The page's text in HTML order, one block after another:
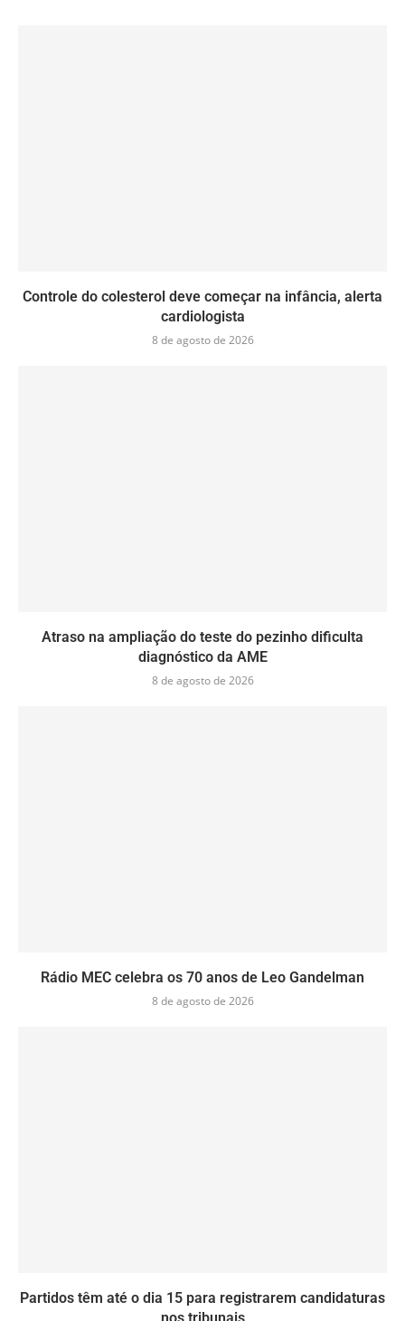
Controle do colesterol deve começar na infância, alerta
cardiologista
8 de agosto de 2026
Atraso na ampliação do teste do pezinho dificulta
diagnóstico da AME
8 de agosto de 2026
Rádio MEC celebra os 70 anos de Leo Gandelman
8 de agosto de 2026
Partidos têm até o dia 15 para registrarem candidaturas